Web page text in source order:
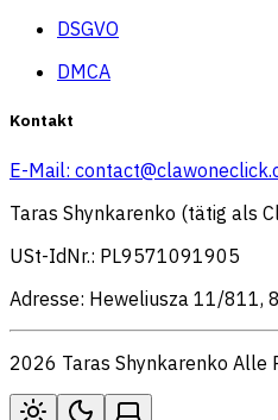
DSGVO
DMCA
Kontakt
E-Mail:
Taras Shynkarenko (tätig als
USt-IdNr.: PL9571091905
Adresse: Heweliusza 11/811,
2026 Taras Shynkarenko Alle